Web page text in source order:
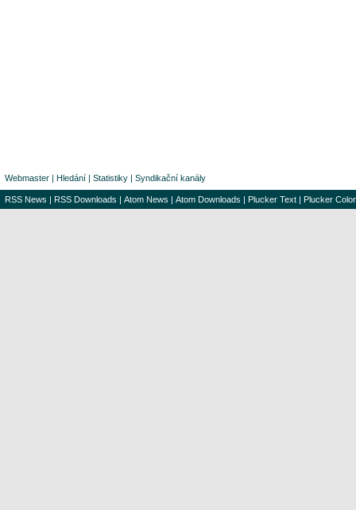
Webmaster | Hledání | Statistiky | Syndikační kanály
RSS News | RSS Downloads | Atom News | Atom Downloads | Plucker Text | Plucker Color